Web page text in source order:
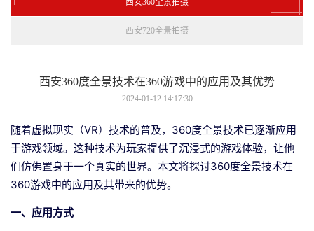
西安360全景拍摄
西安720全景拍摄
西安360度全景技术在360游戏中的应用及其优势
2024-01-12 14:17:30
随着虚拟现实（VR）技术的普及，360度全景技术已逐渐应用
于游戏领域。这种技术为玩家提供了沉浸式的游戏体验，让他
们仿佛置身于一个真实的世界。本文将探讨360度全景技术在
360游戏中的应用及其带来的优势。
一、应用方式